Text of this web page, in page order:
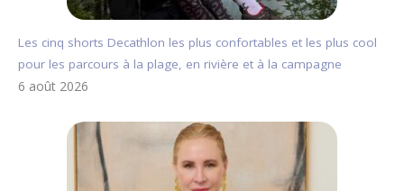
Les cinq shorts Decathlon les plus confortables et les plus cool
pour les parcours à la plage, en rivière et à la campagne
6 août 2026